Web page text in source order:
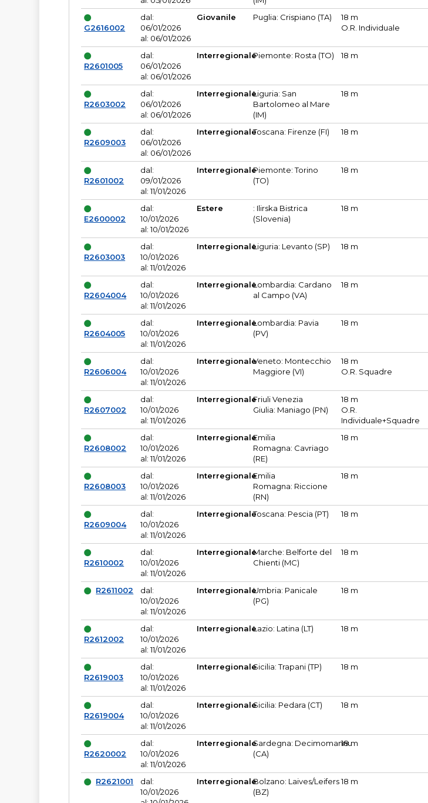
G2616002
dal:
06/01/2026
al: 06/01/2026
Giovanile Puglia: Crispiano (TA)
18 m
O.R. Individuale
R2601005
dal:
06/01/2026
al: 06/01/2026
InterregionalePiemonte: Rosta (TO) 18 m
R2603002
dal:
06/01/2026
al: 06/01/2026
InterregionaleLiguria: San
Bartolomeo al Mare
(IM)
18 m
R2609003
dal:
06/01/2026
al: 06/01/2026
InterregionaleToscana: Firenze (FI) 18 m
R2601002
dal:
09/01/2026
al: 11/01/2026
InterregionalePiemonte: Torino
(TO)
18 m
E2600002
dal:
10/01/2026
al: 10/01/2026
Estere
: Ilirska Bistrica
(Slovenia)
18 m
R2603003
dal:
10/01/2026
al: 11/01/2026
InterregionaleLiguria: Levanto (SP) 18 m
R2604004
dal:
10/01/2026
al: 11/01/2026
InterregionaleLombardia: Cardano
al Campo (VA)
18 m
R2604005
dal:
10/01/2026
al: 11/01/2026
InterregionaleLombardia: Pavia
(PV)
18 m
R2606004
dal:
10/01/2026
al: 11/01/2026
InterregionaleVeneto: Montecchio
Maggiore (VI)
18 m
O.R. Squadre
R2607002
dal:
10/01/2026
al: 11/01/2026
InterregionaleFriuli Venezia
Giulia: Maniago (PN)
18 m
O.R.
Individuale+Squadre
R2608002
dal:
10/01/2026
al: 11/01/2026
InterregionaleEmilia
Romagna: Cavriago
(RE)
18 m
R2608003
dal:
10/01/2026
al: 11/01/2026
InterregionaleEmilia
Romagna: Riccione
(RN)
18 m
R2609004
dal:
10/01/2026
al: 11/01/2026
InterregionaleToscana: Pescia (PT) 18 m
R2610002
dal:
10/01/2026
al: 11/01/2026
InterregionaleMarche: Belforte del
Chienti (MC)
18 m
R2611002
dal:
10/01/2026
al: 11/01/2026
InterregionaleUmbria: Panicale
(PG)
18 m
R2612002
dal:
10/01/2026
al: 11/01/2026
InterregionaleLazio: Latina (LT) 18 m
R2619003
dal:
10/01/2026
al: 11/01/2026
InterregionaleSicilia: Trapani (TP) 18 m
R2619004
dal:
10/01/2026
al: 11/01/2026
InterregionaleSicilia: Pedara (CT) 18 m
R2620002
dal:
10/01/2026
al: 11/01/2026
InterregionaleSardegna: Decimomannu
(CA)
18 m
R2621001
dal:
10/01/2026
InterregionaleBolzano: Laives/Leifers
(BZ)
18 m